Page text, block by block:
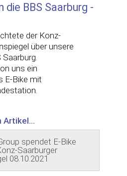
die BBS Saarburg -
der Konz-
über unsere
uns ein
E-Bike mit
Artikel...
spendet E-Bike
Saarburger
08.10.2021